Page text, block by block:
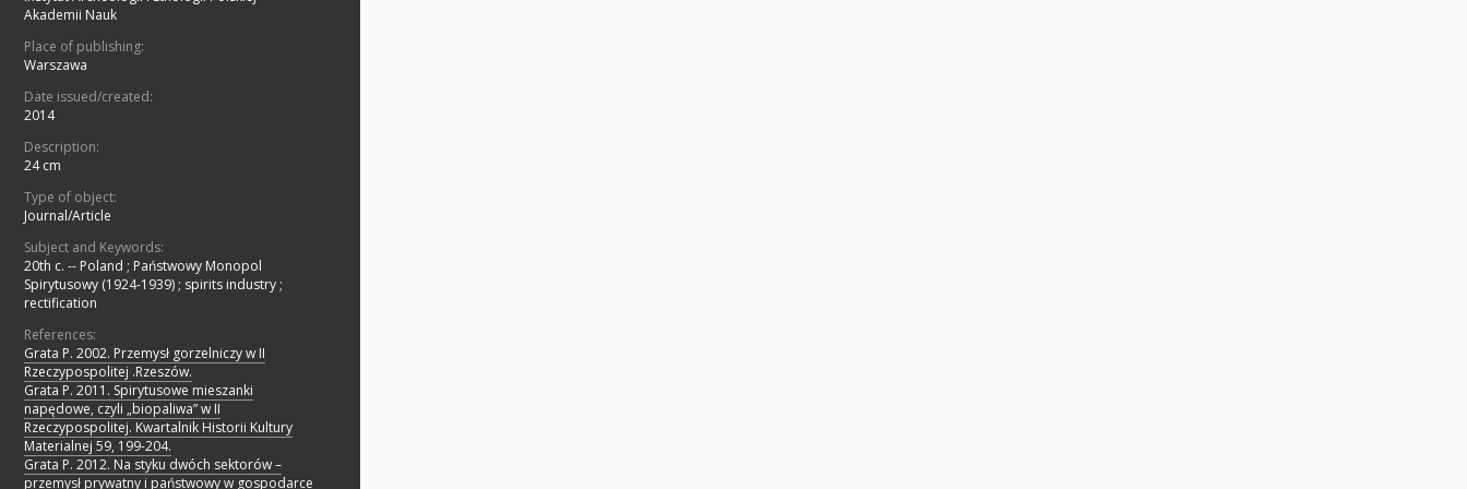
Akademii Nauk
Place of publishing:
Warszawa
Date issued/created:
2014
Description:
24 cm
Type of object:
Journal/Article
Subject and Keywords:
20th c. -- Poland ; Państwowy Monopol
Spirytusowy (1924-1939) ; spirits industry ;
rectification
References:
Grata P. 2002. Przemysł gorzelniczy w II
Rzeczypospolitej .Rzeszów.
Grata P. 2011. Spirytusowe mieszanki
napędowe, czyli „biopaliwa” w II
Rzeczypospolitej. Kwartalnik Historii Kultury
Materialnej 59, 199-204.
Grata P. 2012. Na styku dwóch sektorów –
przemysł prywatny i państwowy w gospodarce